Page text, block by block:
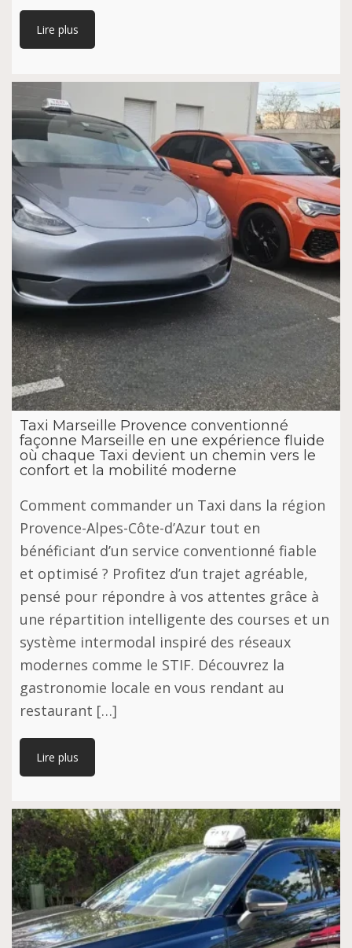
Lire plus
Taxi Marseille Provence conventionné
façonne Marseille en une expérience fluide
où chaque Taxi devient un chemin vers le
confort et la mobilité moderne
Comment commander un Taxi dans la région
Provence-Alpes-Côte-d’Azur tout en
bénéficiant d’un service conventionné fiable
et optimisé ? Profitez d’un trajet agréable,
pensé pour répondre à vos attentes grâce à
une répartition intelligente des courses et un
système intermodal inspiré des réseaux
modernes comme le STIF. Découvrez la
gastronomie locale en vous rendant au
restaurant […]
Lire plus